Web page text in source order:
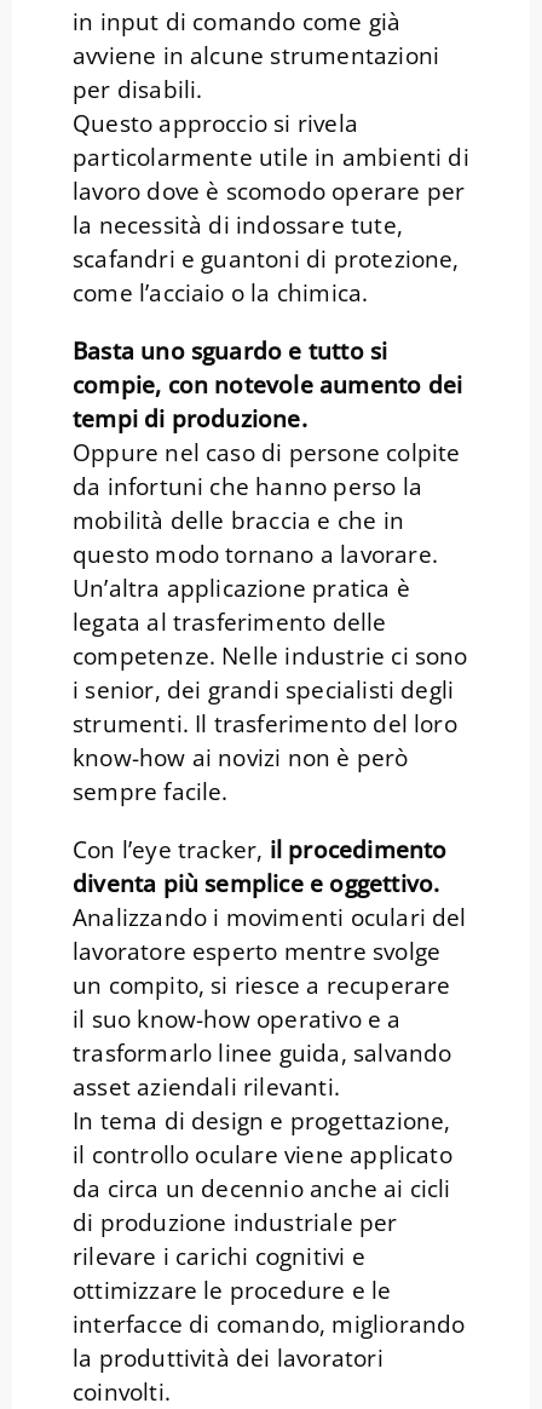
in input di comando come già
avviene in alcune strumentazioni
per disabili.
Questo approccio si rivela
particolarmente utile in ambienti di
lavoro dove è scomodo operare per
la necessità di indossare tute,
scafandri e guantoni di protezione,
come l’acciaio o la chimica.
Basta uno sguardo e tutto si
compie, con notevole aumento dei
tempi di produzione.
Oppure nel caso di persone colpite
da infortuni che hanno perso la
mobilità delle braccia e che in
questo modo tornano a lavorare.
Un’altra applicazione pratica è
legata al trasferimento delle
competenze. Nelle industrie ci sono
i senior, dei grandi specialisti degli
strumenti. Il trasferimento del loro
know-how ai novizi non è però
sempre facile.
Con l’eye tracker, il procedimento
diventa più semplice e oggettivo.
Analizzando i movimenti oculari del
lavoratore esperto mentre svolge
un compito, si riesce a recuperare
il suo know-how operativo e a
trasformarlo linee guida, salvando
asset aziendali rilevanti.
In tema di design e progettazione,
il controllo oculare viene applicato
da circa un decennio anche ai cicli
di produzione industriale per
rilevare i carichi cognitivi e
ottimizzare le procedure e le
interfacce di comando, migliorando
la produttività dei lavoratori
coinvolti.